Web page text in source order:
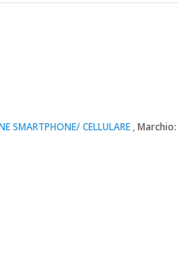
SMARTPHONE/ CELLULARE Marchio: